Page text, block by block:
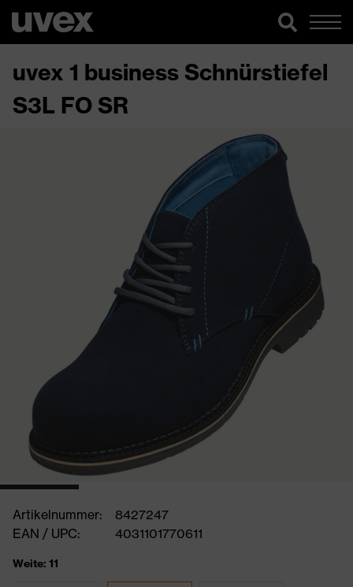
uvex 1 business Schnürstiefel
S3L FO SR
Artikelnummer:
8427247
EAN / UPC:
4031101770611
Weite: 11